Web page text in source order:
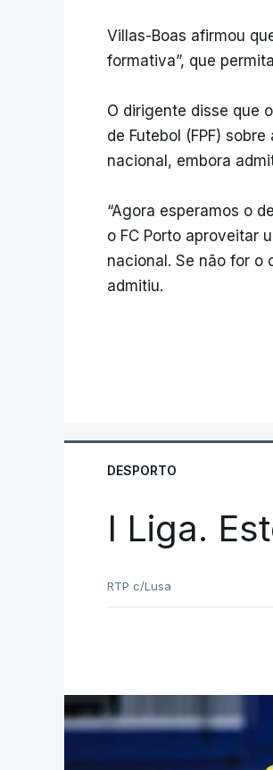
Villas-Boas afirmou
formativa”, que
O dirigente disse que
de Futebol (FPF)
nacional, embora
“Agora esperamos o
o FC Porto aproveitar
nacional. Se não for o
admitiu.
DESPORTO
I Liga.
RTP c/Lusa